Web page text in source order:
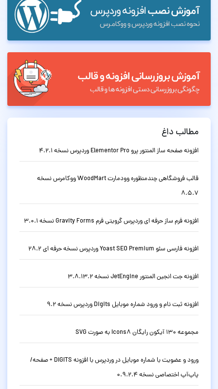
مطالب داغ
افزونه صفحه ساز المنتور پرو Elementor Pro وردپرس نسخه 4.2.1
قالب فروشگاهی چندمنظوره وودمارت WoodMart ووکامرس نسخه
8.5.7
افزونه فرم ساز حرفه ای وردپرس گرویتی فرم Gravity Forms نسخه 3.0.1
افزونه فارسی سئو Yoast SEO Premium وردپرس نسخه حرفه ای 28.2
افزونه جت انجین المنتور JetEngine نسخه 3.8.13.2
افزونه ثبت نام و ورود شماره موبایل Digits وردپرس نسخه 9.2
مجموعه 130 آیکون رایگان Icons8 به صورت SVG
ورود و عضویت با شماره موبایل در وردپرس با افزونه DIGITS + صفحه/
پاپ‌آپ اختصاصی نسخه 0.9.2.4